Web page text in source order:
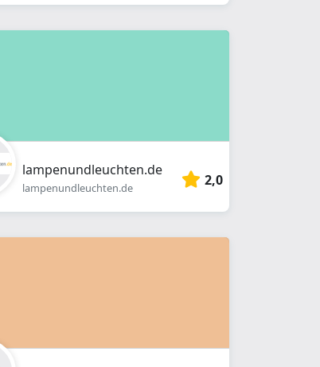
lampenundleuchten.de
lampenundleuchten.de 2,0